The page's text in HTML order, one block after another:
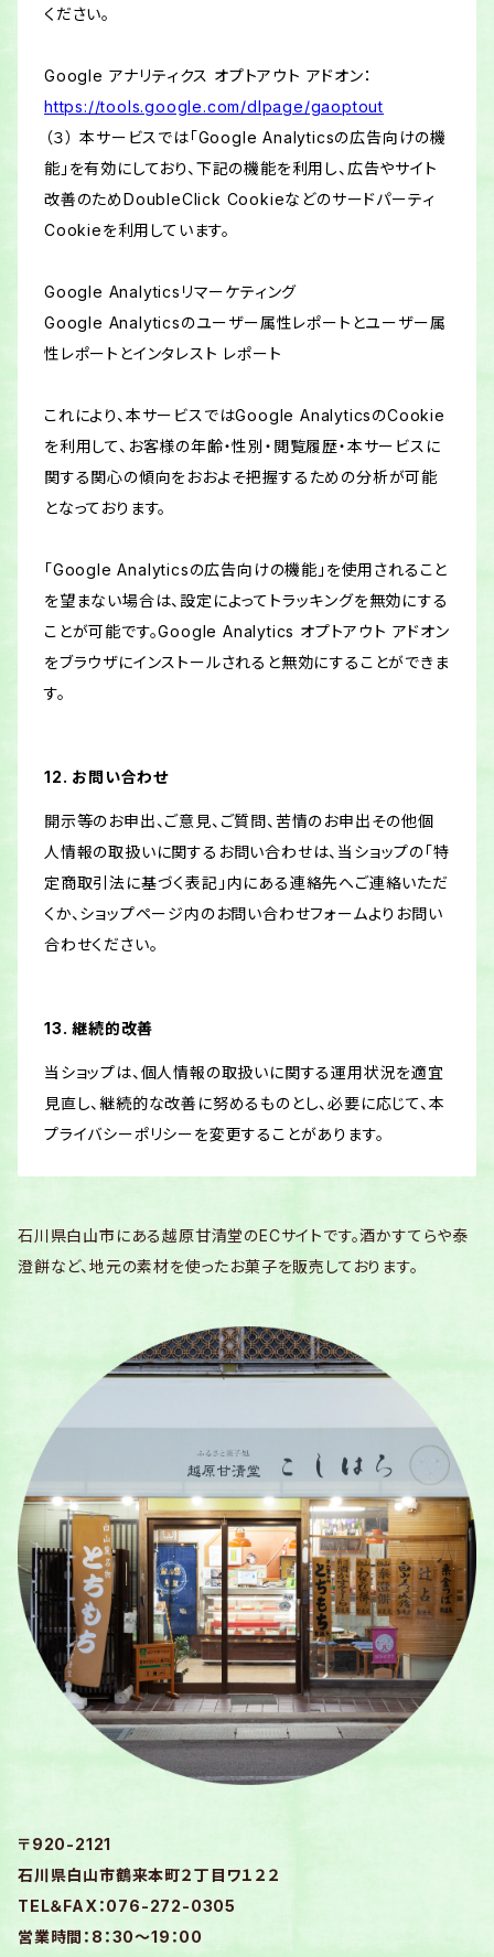
ください。
Google アナリティクス オプトアウト アドオン：
https://tools.google.com/dlpage/gaoptout
（３） 本サービスでは「Google Analyticsの広告向けの機
能」を有効にしており、下記の機能を利用し、広告やサイト
改善のためDoubleClick Cookieなどのサードパーティ
Cookieを利用しています。
Google Analyticsリマーケティング
Google Analyticsのユーザー属性レポートとユーザー属
性レポートとインタレスト レポート
これにより、本サービスではGoogle AnalyticsのCookie
を利用して、お客様の年齢・性別・閲覧履歴・本サービスに
関する関心の傾向をおおよそ把握するための分析が可能
となっております。
「Google Analyticsの広告向けの機能」を使用されること
を望まない場合は、設定によってトラッキングを無効にする
ことが可能です。Google Analytics オプトアウト アドオン
をブラウザにインストールされると無効にすることができま
す。
12. お問い合わせ
開示等のお申出、ご意見、ご質問、苦情のお申出その他個
人情報の取扱いに関するお問い合わせは、当ショップの「特
定商取引法に基づく表記」内にある連絡先へご連絡いただ
くか、ショップページ内のお問い合わせフォームよりお問い
合わせください。
13. 継続的改善
当ショップは、個人情報の取扱いに関する運用状況を適宜
見直し、継続的な改善に努めるものとし、必要に応じて、本
プライバシーポリシーを変更することがあります。
石川県白山市にある越原甘清堂のECサイトです。酒かすてらや泰
澄餅など、地元の素材を使ったお菓子を販売しております。
〒920-2121
石川県白山市鶴来本町２丁目ワ１２２
TEL＆FAX：076-272-0305
営業時間：8：30～19：00